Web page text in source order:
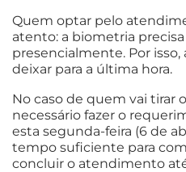
Quem optar pelo
atento: a biometria
presencialmente. Por
deixar para a última hora.
No caso de quem vai tirar
necessário fazer o
esta segunda-feira (6 de
tempo suficiente para
concluir o atendimento